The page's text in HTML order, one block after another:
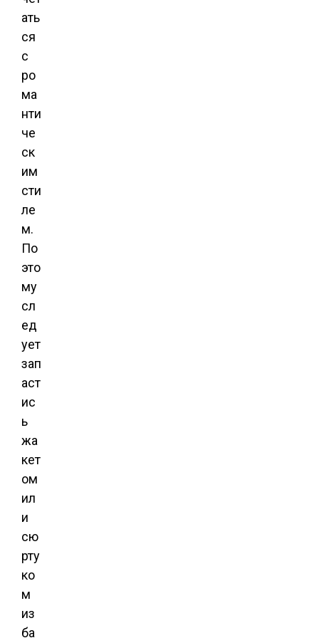
ать
ся
с
ро
ма
нти
че
ск
им
сти
ле
м.
По
это
му
сл
ед
ует
зап
аст
ис
ь
жа
кет
ом
ил
и
сю
рту
ко
м
из
ба